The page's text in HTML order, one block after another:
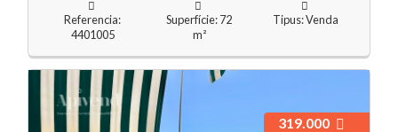
Referencia:
4401005
Superfície: 72
m²
Tipus: Venda
319.000